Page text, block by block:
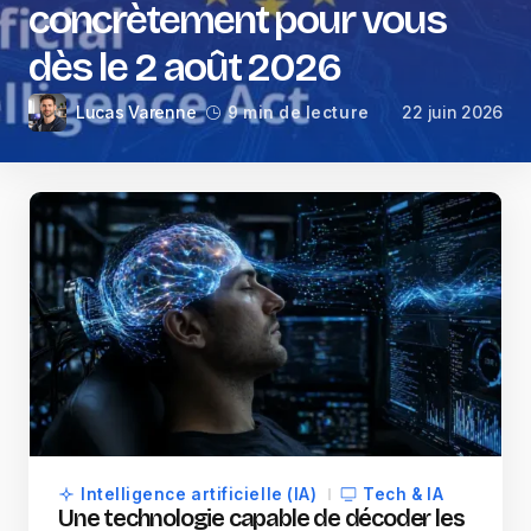
concrètement pour vous
dès le 2 août 2026
Lucas Varenne 9 min de lecture 22 juin 2026
Intelligence artificielle (IA) Tech & IA
Une technologie capable de décoder les